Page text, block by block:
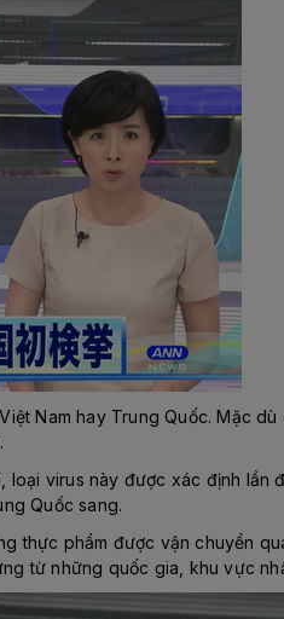
Nam hay Trung Quốc. Mặc
virus này được xác định
Quốc sang.
thực phẩm được vận chuyển
từ những quốc gia, khu vực